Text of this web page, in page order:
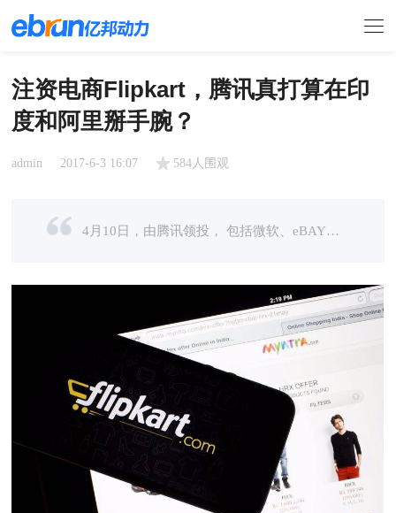
注资电商Flipkart，腾讯真打算在印
度和阿里掰手腕？
admin 2017-6-3 16:07 584人围观
4月10日，由腾讯领投， 包括微软、eBAY在内，联合向印度排名第一的电商Flipkart投资 96亿人民币（14亿美元）。这是Flipkart的第七轮融资，投资人对其估值为801亿人民币。 Flipkart向亚马逊宣战 不过，这只是“旧闻 ...